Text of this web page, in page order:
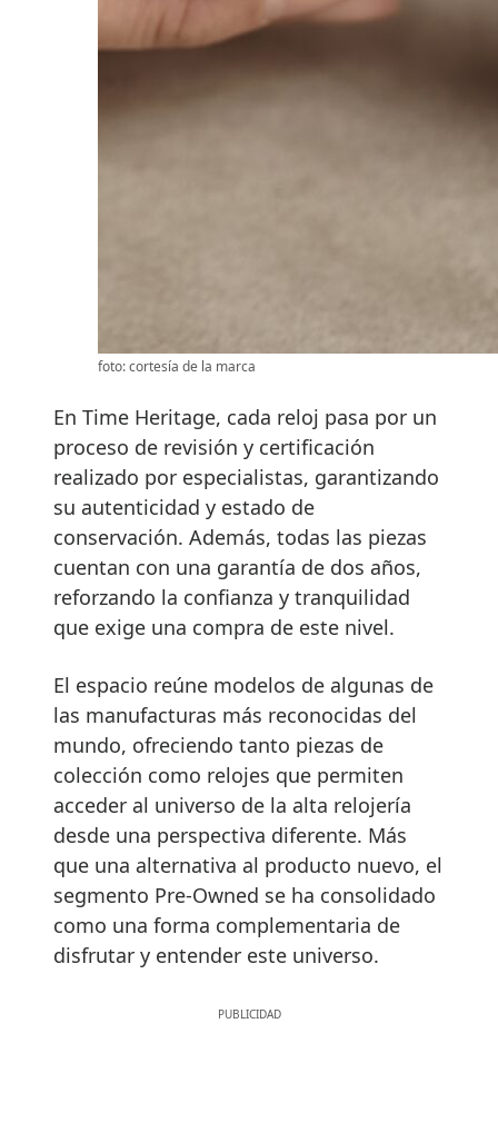
foto: cortesía de la marca
En Time Heritage, cada reloj pasa por un
proceso de revisión y certificación
realizado por especialistas, garantizando
su autenticidad y estado de
conservación. Además, todas las piezas
cuentan con una garantía de dos años,
reforzando la confianza y tranquilidad
que exige una compra de este nivel.
El espacio reúne modelos de algunas de
las manufacturas más reconocidas del
mundo, ofreciendo tanto piezas de
colección como relojes que permiten
acceder al universo de la alta relojería
desde una perspectiva diferente. Más
que una alternativa al producto nuevo, el
segmento Pre-Owned se ha consolidado
como una forma complementaria de
disfrutar y entender este universo.